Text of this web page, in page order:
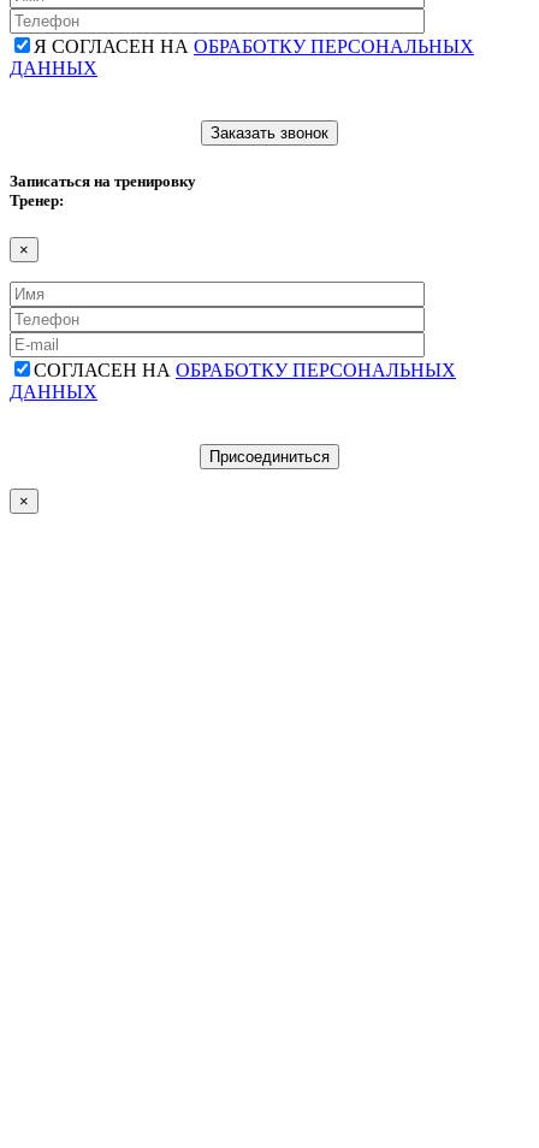
Я СОГЛАСЕН НА ОБРАБОТКУ ПЕРСОНАЛЬНЫХ
ДАННЫХ
Записаться на тренировку
Тренер:
×
СОГЛАСЕН НА ОБРАБОТКУ ПЕРСОНАЛЬНЫХ
ДАННЫХ
×